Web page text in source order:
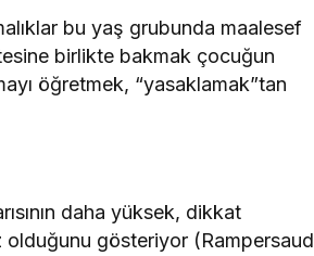
bu yaş grubunda maalesef
birlikte bakmak çocuğun
öğretmek, “yasaklamak”tan
daha yüksek, dikkat
olduğunu gösteriyor (Rampersaud